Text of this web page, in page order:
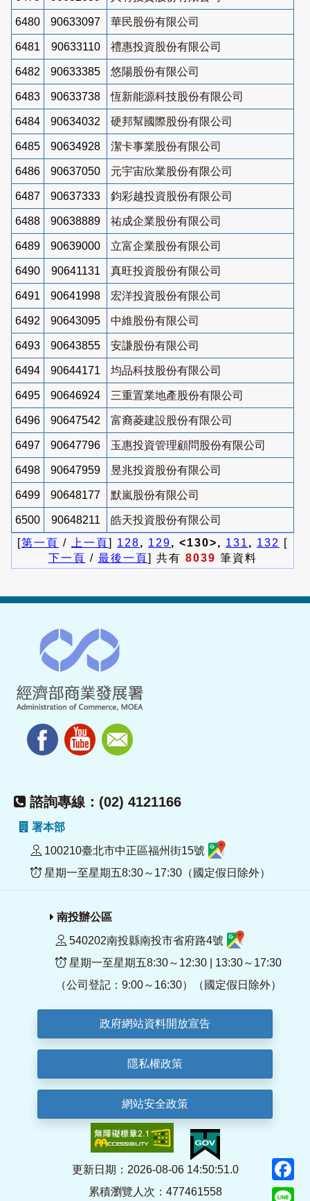
6480 90633097 華民股份有限公司
6481 90633110 禮惠投資股份有限公司
6482 90633385 悠陽股份有限公司
6483 90633738 恆新能源科技股份有限公司
6484 90634032 硬邦幫國際股份有限公司
6485 90634928 潔卡事業股份有限公司
6486 90637050 元宇宙欣業股份有限公司
6487 90637333 鈞彩越投資股份有限公司
6488 90638889 祐成企業股份有限公司
6489 90639000 立富企業股份有限公司
6490 90641131 真旺投資股份有限公司
6491 90641998 宏洋投資股份有限公司
6492 90643095 中維股份有限公司
6493 90643855 安謙股份有限公司
6494 90644171 均品科技股份有限公司
6495 90646924 三重置業地產股份有限公司
6496 90647542 富裔菱建設股份有限公司
6497 90647796 玉惠投資管理顧問股份有限公司
6498 90647959 昱兆投資股份有限公司
6499 90648177 默嵐股份有限公司
6500 90648211
皓天投資股份有限公司
[第一頁 / 上一頁] 128, 129, <130>, 131 , 132
[
下一頁 / 最後一頁] 共有 8039 筆資料
諮詢專線：(02) 4121166
署本部
100210臺北市中正區福州街15號
星期一至星期五8:30～17:30（國定假日除外）
南投辦公區
540202南投縣南投市省府路4號
星期一至星期五8:30～12:30 | 13:30～17:30
（公司登記：9:00～16:30）（國定假日除外）
政府網站資料開放宣告
隱私權政策
網站安全政策
更新日期：2026-08-06 14:50:51.0
累積瀏覽人次：477461558